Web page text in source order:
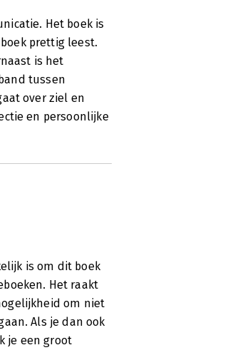
Het boek is
prettig leest.
is het
tussen
over ziel en
en persoonlijke
is om dit boek
Het raakt
om niet
Als je dan ook
je een groot